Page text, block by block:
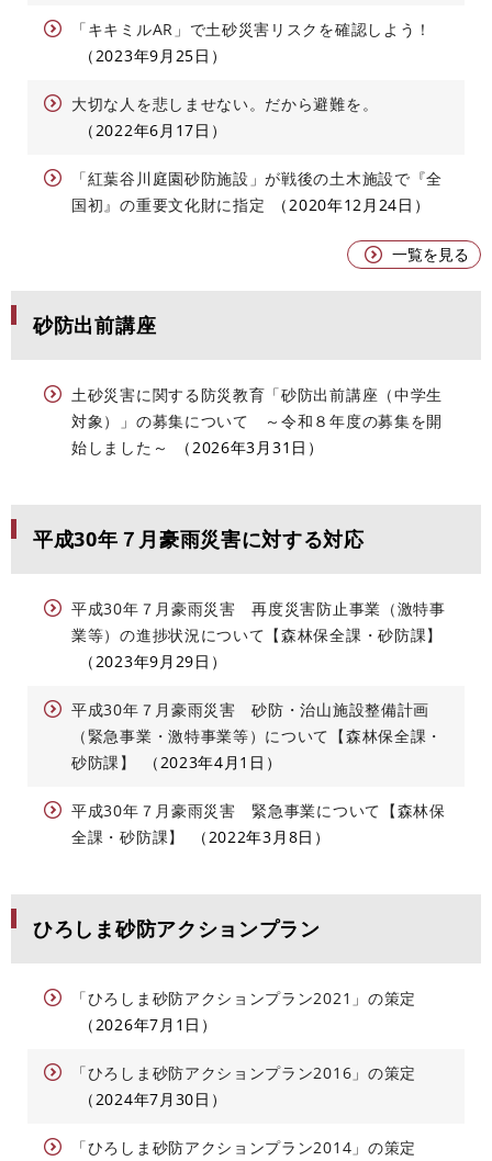
「キキミルAR」で土砂災害リスクを確認しよう！
2023年9月25日
大切な人を悲しませない。だから避難を。
2022年6月17日
「紅葉谷川庭園砂防施設」が戦後の土木施設で『全
国初』の重要文化財に指定
2020年12月24日
一覧を見る
砂防出前講座
土砂災害に関する防災教育「砂防出前講座（中学生
対象）」の募集について ～令和８年度の募集を開
始しました～
2026年3月31日
平成30年７月豪雨災害に対する対応
平成30年７月豪雨災害 再度災害防止事業（激特事
業等）の進捗状況について【森林保全課・砂防課】
2023年9月29日
平成30年７月豪雨災害 砂防・治山施設整備計画
（緊急事業・激特事業等）について【森林保全課・
砂防課】
2023年4月1日
平成30年７月豪雨災害 緊急事業について【森林保
全課・砂防課】
2022年3月8日
ひろしま砂防アクションプラン
「ひろしま砂防アクションプラン2021」の策定
2026年7月1日
「ひろしま砂防アクションプラン2016」の策定
2024年7月30日
「ひろしま砂防アクションプラン2014」の策定